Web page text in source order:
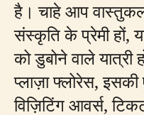
है। चाहे आप
संस्कृति के प्रेमी हों,
को डुबोने वाले यात्री
प्लाज़ा फ्लोरेस, इसकी
विज़िटिंग आवर्स,